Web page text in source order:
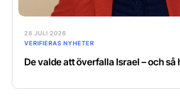
28 JULI 2026
VERIFIERAS NYHETER
De valde att överfalla Israel – och så